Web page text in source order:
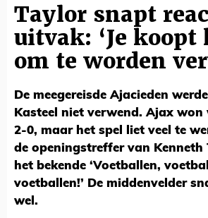
Taylor snapt
uitvak: ‘Je koopt
om te worden
De meegereisde Ajacieden
Kasteel niet verwend. Ajax
2-0, maar het spel liet veel te
de openingstreffer van Kenneth
het bekende ‘Voetballen,
voetballen!’ De middenvelder
wel.